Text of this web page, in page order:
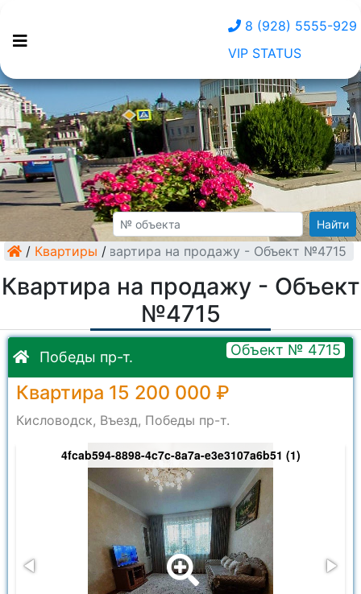
8 (928) 5555-929
VIP STATUS
Найти
/ Квартиры /
Квартира на продажу - Объект №4715
Квартира на продажу - Объект
№4715
Победы пр-т. Объект № 4715
Квартира 15 200 000 ₽
Кисловодск, Въезд, Победы пр-т.
4fcab594-8898-4c7c-8a7a-e3e3107a6b51 (1)